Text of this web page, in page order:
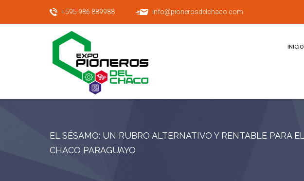
+595 986 889988 info@pionerosdelchaco.com
INICIO
EL SÉSAMO: UN RUBRO ALTERNATIVO Y RENTABLE PARA EL
CHACO PARAGUAYO